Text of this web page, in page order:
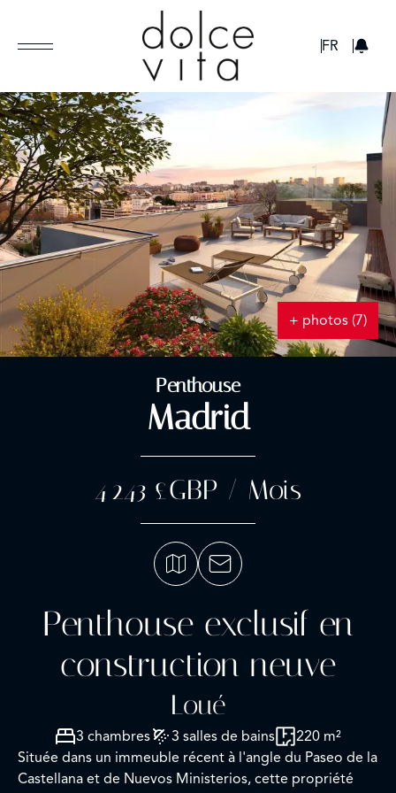
FR
+ photos (7)
Penthouse
Madrid
4 243 £GBP / Mois
Penthouse exclusif en
construction neuve
Loué
3 chambres 3 salles de bains
220 m²
Située dans un immeuble récent à l'angle du Paseo de la
Castellana et de Nuevos Ministerios, cette propriété